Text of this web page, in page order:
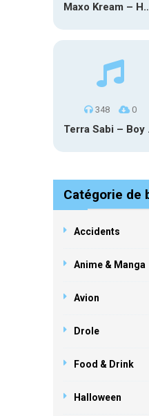
Maxo Kream –
348 0
Catégorie de
Accidents
Anime & Manga
Avion
Drole
Food & Drink
Halloween